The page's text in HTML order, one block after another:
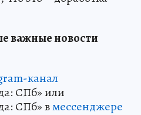
важные новости
канал
СПб» или
СПб» вмессенджере